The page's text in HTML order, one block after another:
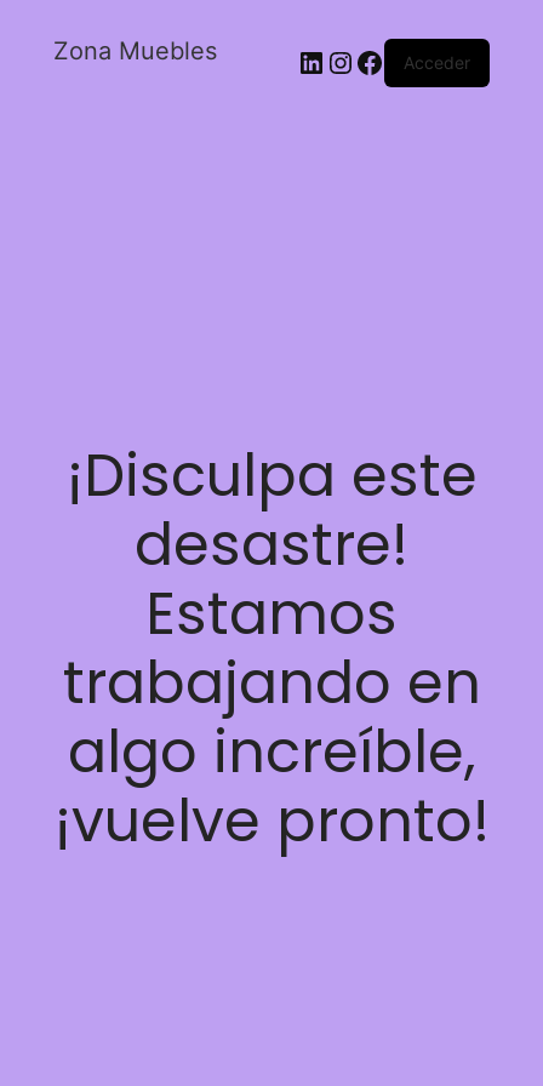
Zona Muebles Acceder
¡Disculpa este
desastre!
Estamos
trabajando en
algo increíble,
¡vuelve pronto!